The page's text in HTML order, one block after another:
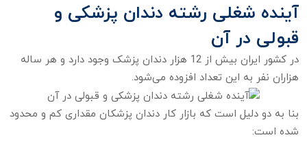
آینده شغلی رشته دندان پزشکی و
قبولی در آن
در کشور ایران بیش از 12 هزار دندان پزشک وجود دارد و هر ساله
هزاران نفر به این تعداد افزوده می‌شود.
بنا به دو دلیل است که بازار کار دندان پزشکان مقداری کم و محدود
شده است: